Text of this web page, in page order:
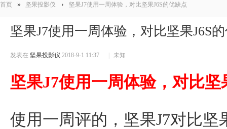
首页 » 坚果投影仪 › 坚果J7使用一周体验，对比坚果J6S的优缺点
坚果J7使用一周体验，对比坚果J6S
发表在 坚果投影仪 2018-9-1 11:37 未知
坚果J7使用一周体验，对比坚
使用一周评的，坚果J7对比坚